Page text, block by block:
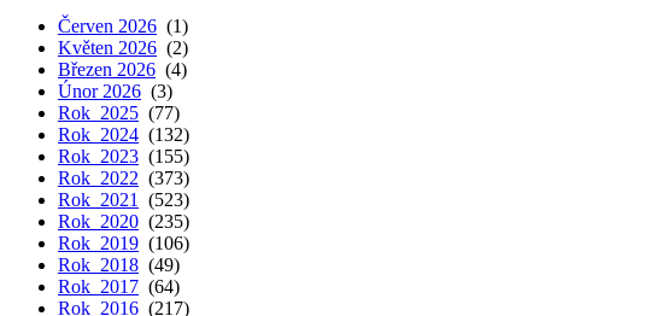
Červen 2026 (1)
Květen 2026 (2)
Březen 2026 (4)
Únor 2026 (3)
Rok 2025 (77)
Rok 2024 (132)
Rok 2023 (155)
Rok 2022 (373)
Rok 2021
(523)
Rok 2020 (235)
Rok 2019 (106)
Rok 2018 (49)
Rok 2017 (64)
Rok 2016 (217)